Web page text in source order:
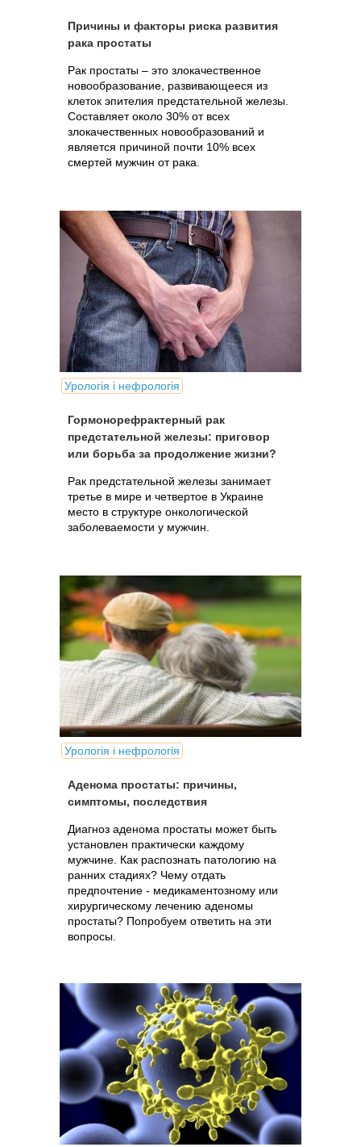
Причины и факторы риска развития
рака простаты
Рак простаты – это злокачественное
новообразование, развивающееся из
клеток эпителия предстательной железы.
Составляет около 30% от всех
злокачественных новообразований и
является причиной почти 10% всех
смертей мужчин от рака.
Урологія і нефрологія
Гормонорефрактерный рак
предстательной железы: приговор
или борьба за продолжение жизни?
Рак предстательной железы занимает
третье в мире и четвертое в Украине
место в структуре онкологической
заболеваемости у мужчин.
Урологія і нефрологія
Аденома простаты: причины,
симптомы, последствия
Диагноз аденома простаты может быть
установлен практически каждому
мужчине. Как распознать патологию на
ранних стадиях? Чему отдать
предпочтение - медикаментозному или
хирургическому лечению аденомы
простаты? Попробуем ответить на эти
вопросы.